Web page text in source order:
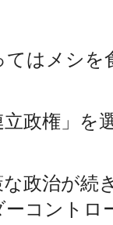
はメシ
政権」を
政治が続
コントロ